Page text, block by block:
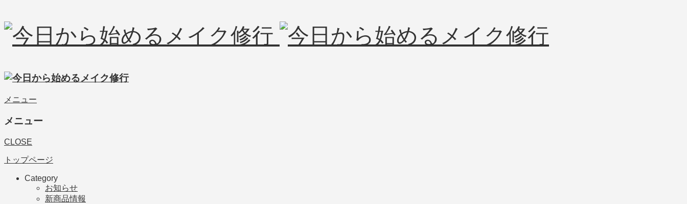
メニュー
メニュー
CLOSE
トップページ
Category
お知らせ
新商品情報